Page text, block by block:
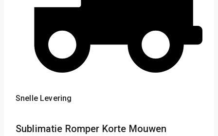
Snelle Levering
Sublimatie Romper Korte Mouwen